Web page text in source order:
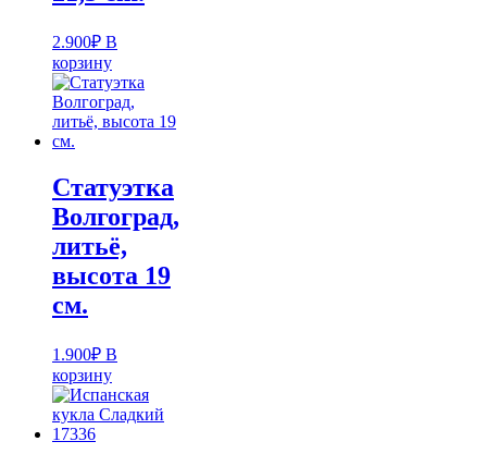
2.900₽ В
корзину
Статуэтка
Волгоград,
литьё,
высота 19
см.
1.900₽ В
корзину